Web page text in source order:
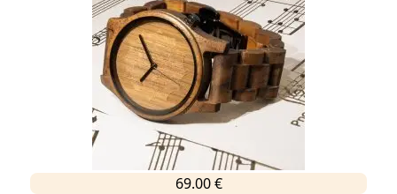
69.00 €